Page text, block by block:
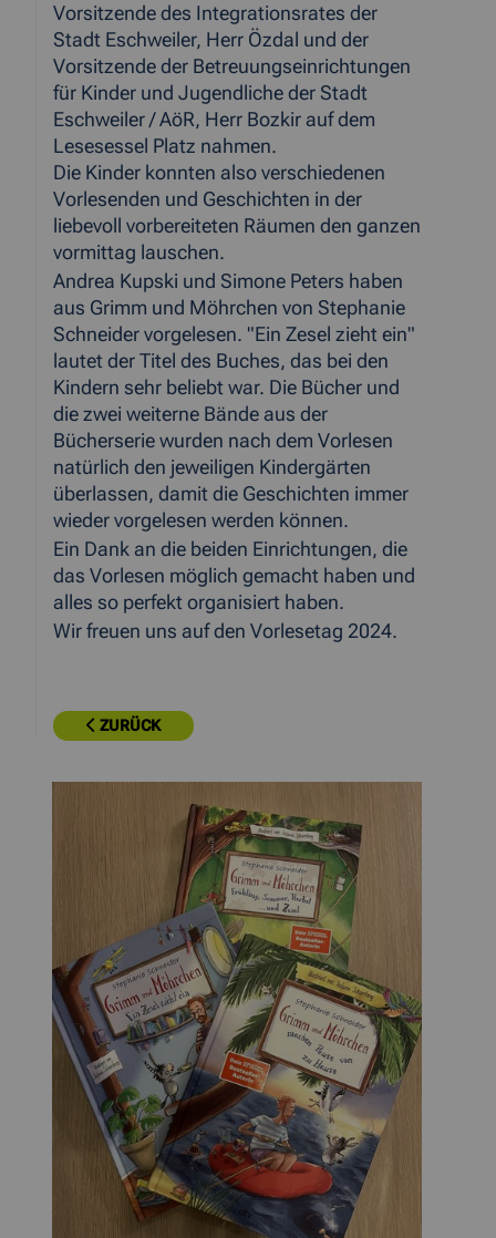
Vorsitzende des Integrationsrates der
Stadt Eschweiler, Herr Özdal und der
Vorsitzende der Betreuungseinrichtungen
für Kinder und Jugendliche der Stadt
Eschweiler / AöR, Herr Bozkir auf dem
Lesesessel Platz nahmen.
Die Kinder konnten also verschiedenen
Vorlesenden und Geschichten in der
liebevoll vorbereiteten Räumen den ganzen
vormittag lauschen.
Andrea Kupski und Simone Peters haben
aus Grimm und Möhrchen von Stephanie
Schneider vorgelesen. "Ein Zesel zieht ein"
lautet der Titel des Buches, das bei den
Kindern sehr beliebt war. Die Bücher und
die zwei weiterne Bände aus der
Bücherserie wurden nach dem Vorlesen
natürlich den jeweiligen Kindergärten
überlassen, damit die Geschichten immer
wieder vorgelesen werden können.
Ein Dank an die beiden Einrichtungen, die
das Vorlesen möglich gemacht haben und
alles so perfekt organisiert haben.
Wir freuen uns auf den Vorlesetag 2024.
ZURÜCK